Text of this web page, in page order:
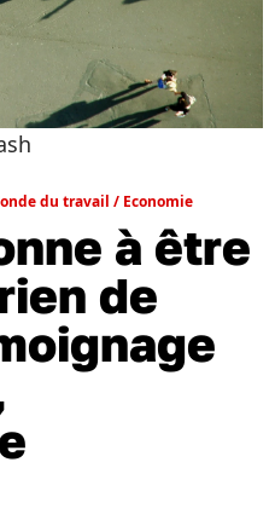
du travail / Economie
à être
de